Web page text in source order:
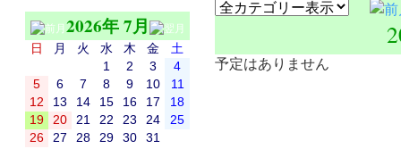
2026年 7月
日 月 火 水 木 金
土
1
2 3
4
5
6 7 8 9 10
11
12
13 14 15 16 17
18
19
20 21 22 23 24
25
26
27 28 29 30 31
予定はありません